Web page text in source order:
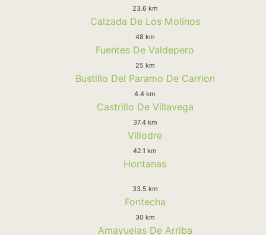
23.6 km
Calzada De Los Molinos
48 km
Fuentes De Valdepero
25 km
Bustillo Del Paramo De Carrion
4.4 km
Castrillo De Villavega
37.4 km
Villodre
42.1 km
Hontanas
33.5 km
Fontecha
30 km
Amayuelas De Arriba